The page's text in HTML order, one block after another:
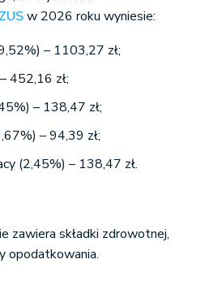
w 2026 roku wyniesie:
– 1103,27 zł;
452,16 zł;
– 138,47 zł;
– 94,39 zł;
(2,45%) – 138,47 zł.
zawiera składki zdrowotnej,
opodatkowania.